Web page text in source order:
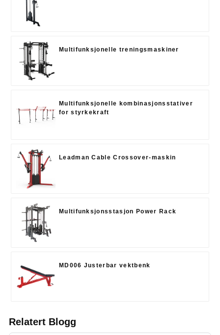
Multifunksjonelle treningsmaskiner
Multifunksjonelle kombinasjonsstativer
for styrkekraft
Leadman Cable Crossover-maskin
Multifunksjonsstasjon Power Rack
MD006 Justerbar vektbenk
Relatert Blogg